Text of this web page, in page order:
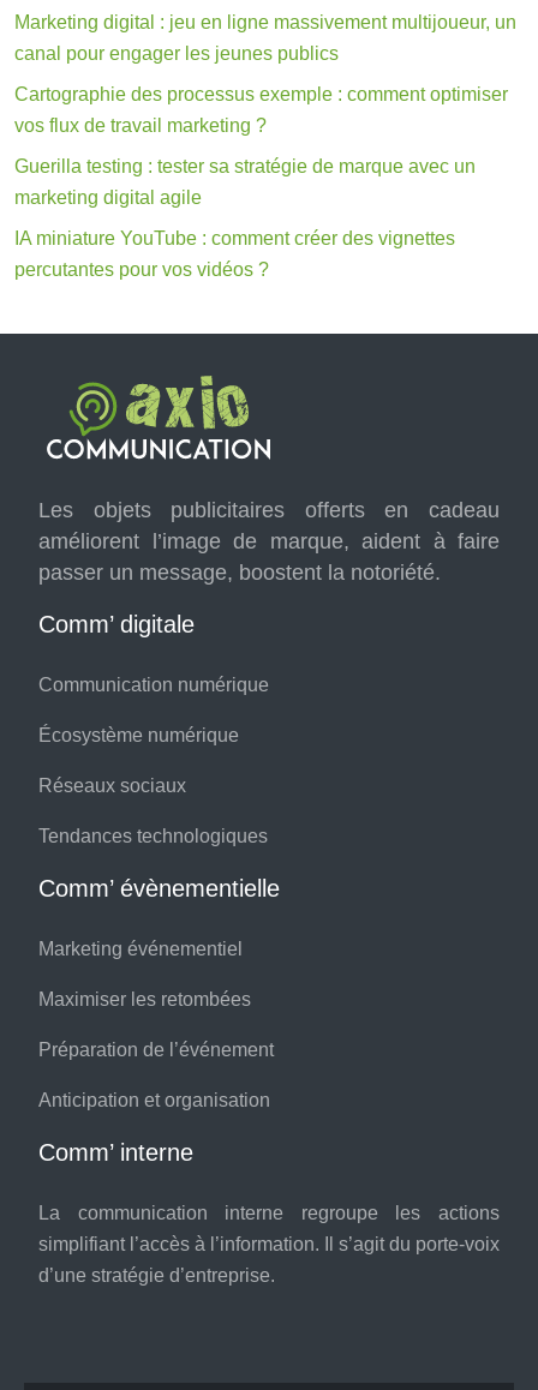
Marketing digital : jeu en ligne massivement multijoueur, un
canal pour engager les jeunes publics
Cartographie des processus exemple : comment optimiser
vos flux de travail marketing ?
Guerilla testing : tester sa stratégie de marque avec un
marketing digital agile
IA miniature YouTube : comment créer des vignettes
percutantes pour vos vidéos ?
Les objets publicitaires offerts en cadeau
améliorent l’image de marque, aident à faire
passer un message, boostent la notoriété.
Comm’ digitale
Communication numérique
Écosystème numérique
Réseaux sociaux
Tendances technologiques
Comm’ évènementielle
Marketing événementiel
Maximiser les retombées
Préparation de l’événement
Anticipation et organisation
Comm’ interne
La communication interne regroupe les actions
simplifiant l’accès à l’information. Il s’agit du porte-voix
d’une stratégie d’entreprise.